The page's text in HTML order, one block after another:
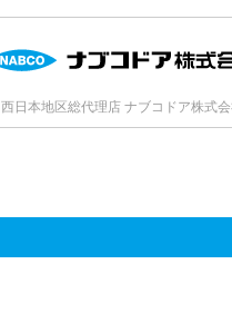
西日本地区総代理店 ナブコドア株式